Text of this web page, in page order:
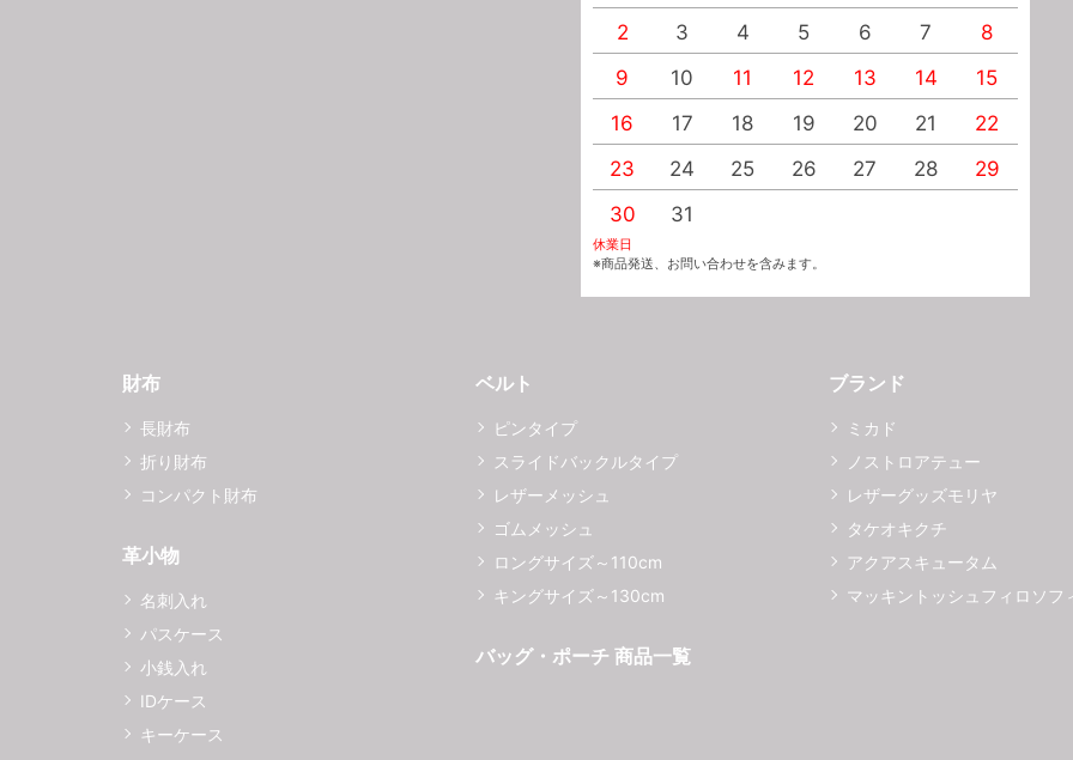
2
3 4 5 6 7
8
9
10 11 12 13 14
15
16
17 18 19 20 21
22
23
24 25 26 27 28
29
30
31
休業日
※商品発送、お問い合わせを含みます。
財布
長財布
折り財布
コンパクト財布
革小物
名刺入れ
パスケース
小銭入れ
IDケース
キーケース
ベルト
ピンタイプ
スライドバックルタイプ
レザーメッシュ
ゴムメッシュ
ロングサイズ～110cm
キングサイズ～130cm
バッグ・ポーチ 商品一覧
ブランド
ミカド
ノストロアテュー
レザーグッズモリヤ
タケオキクチ
アクアスキュータム
マッキントッシュフィロソフ